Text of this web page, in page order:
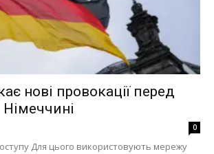
нові провокації перед
0
Для цього використовують мережу